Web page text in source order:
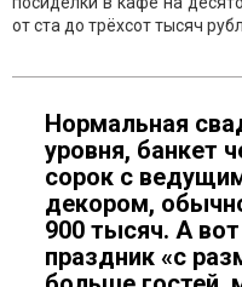
от ста до трёхсот тысяч
Нормальная
уровня, банкет
сорок с
декором,
900 тысяч. А
праздник «с